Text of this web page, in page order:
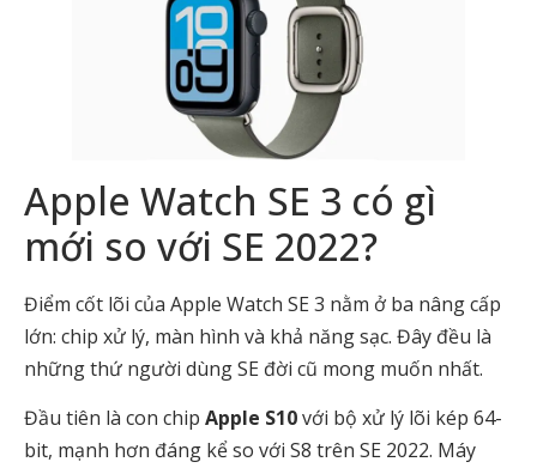
Apple Watch SE 3 có gì
mới so với SE 2022?
Điểm cốt lõi của Apple Watch SE 3 nằm ở ba nâng cấp
lớn: chip xử lý, màn hình và khả năng sạc. Đây đều là
những thứ người dùng SE đời cũ mong muốn nhất.
Đầu tiên là con chip Apple S10với bộ xử lý lõi kép 64-
bit, mạnh hơn đáng kể so với S8 trên SE 2022. Máy